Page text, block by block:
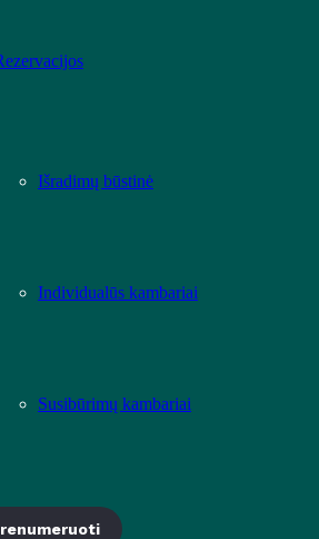
Išradimų būstinė
Individualūs kambariai
Susibūrimų kambariai